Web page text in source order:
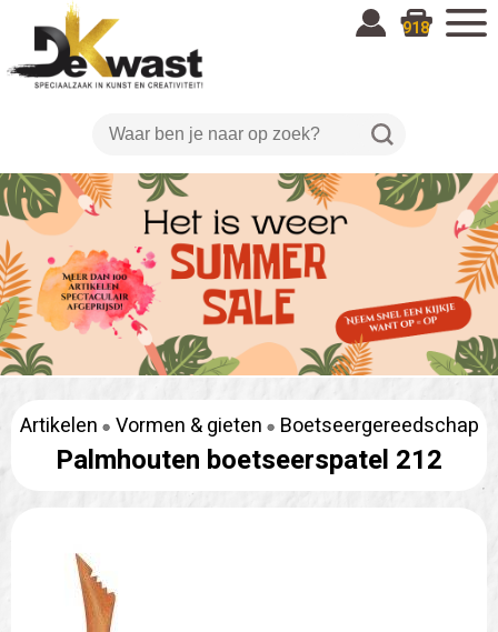
918
Artikelen Vormen & gieten Boetseergereedschap
Palmhouten boetseerspatel 212